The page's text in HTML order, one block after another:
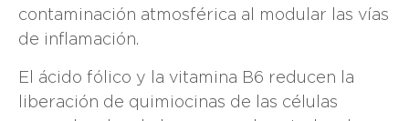
contaminación atmosférica al modular las vías
de inflamación.
El ácido fólico y la vitamina B6 reducen la
liberación de quimiocinas de las células